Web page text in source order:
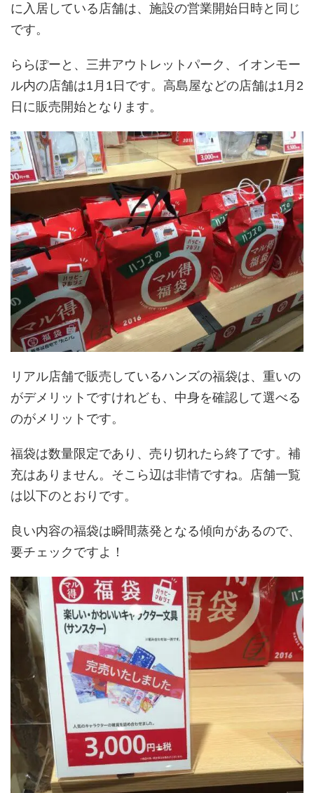
に入居している店舗は、施設の営業開始日時と同じ
です。
ららぽーと、三井アウトレットパーク、イオンモー
ル内の店舗は1月1日です。高島屋などの店舗は1月2
日に販売開始となります。
リアル店舗で販売しているハンズの福袋は、重いの
がデメリットですけれども、中身を確認して選べる
のがメリットです。
福袋は数量限定であり、売り切れたら終了です。補
充はありません。そこら辺は非情ですね。店舗一覧
は以下のとおりです。
良い内容の福袋は瞬間蒸発となる傾向があるので、
要チェックですよ！